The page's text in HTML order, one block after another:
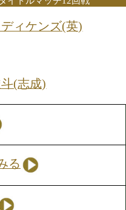
VS
拳四朗(BMB)
る